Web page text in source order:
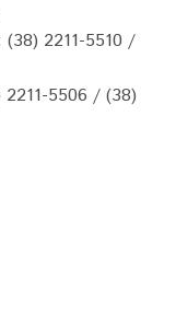
2211-5510 /
5506 / (38)